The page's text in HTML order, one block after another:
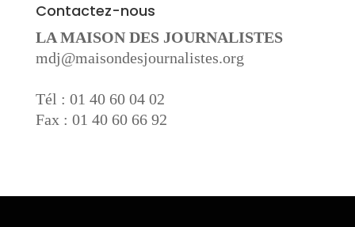
Contactez-nous
LA MAISON DES JOURNALISTES
mdj@maisondesjournalistes.org
Tél : 01 40 60 04 02
Fax : 01 40 60 66 92